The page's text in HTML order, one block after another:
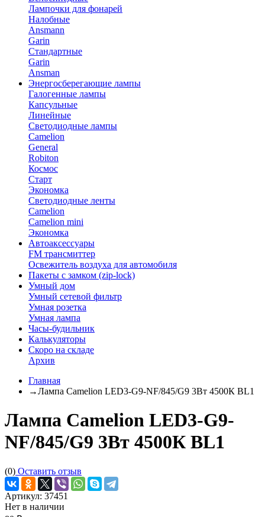
Лампочки для фонарей
Налобные
Ansmann
Garin
Стандартные
Garin
Ansman
Энергосберегающие лампы
Галогенные лампы
Капсульные
Линейные
Светодиодные лампы
Camelion
General
Robiton
Космос
Старт
Экономка
Светодиодные ленты
Camelion
Camelion mini
Экономка
Автоаксессуары
FM трансмиттер
Освежитель воздуха для автомобиля
Пакеты с замком (zip-lock)
Умный дом
Умный сетевой фильтр
Умная розетка
Умная лампа
Часы-будильник
Калькуляторы
Скоро на складе
Архив
Главная
→Лампа Camelion LED3-G9-NF/845/G9 3Вт 4500К BL1
Лампа Camelion LED3-G9-
NF/845/G9 3Вт 4500К BL1
(0) Оставить отзыв
Артикул: 37451
Нет в наличии